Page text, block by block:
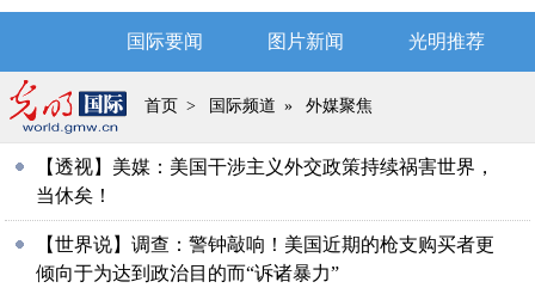
国际要闻 图片新闻 光明推荐
首页 > 国际频道 » 外媒聚焦
【透视】美媒：美国干涉主义外交政策持续祸害世界，
当休矣！
【世界说】调查：警钟敲响！美国近期的枪支购买者更
倾向于为达到政治目的而“诉诸暴力”